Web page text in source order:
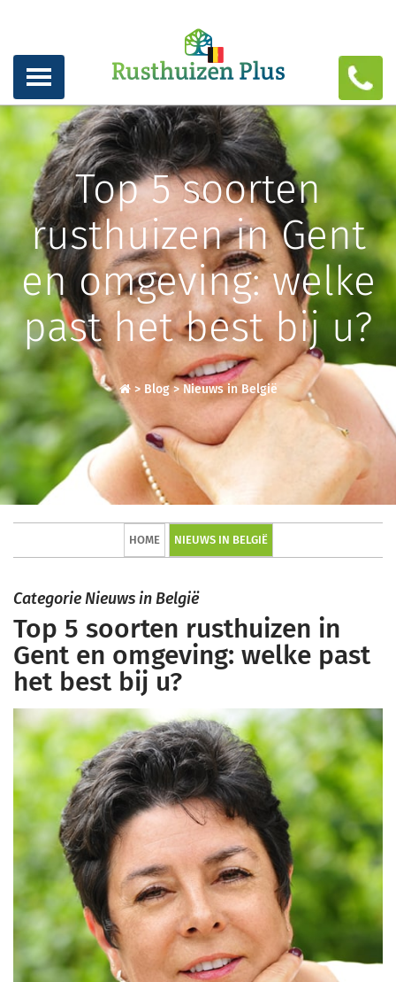
Top 5 soorten
rusthuizen in Gent
en omgeving: welke
past het best bij u?
> Blog> Nieuws in België
HOME NIEUWS IN BELGIË
Categorie Nieuws in België
Top 5 soorten rusthuizen in
Gent en omgeving: welke past
het best bij u?